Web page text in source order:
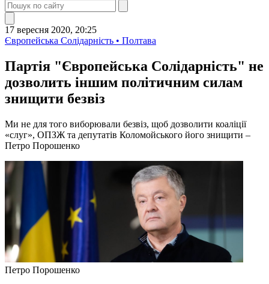
17 вересня 2020, 20:25
Європейська Солідарність • Полтава
Партія "Європейська Солідарність" не
дозволить іншим політичним силам
знищити безвіз
Ми не для того виборювали безвіз, щоб дозволити коаліції
«слуг», ОПЗЖ та депутатів Коломойського його знищити –
Петро Порошенко
Петро Порошенко